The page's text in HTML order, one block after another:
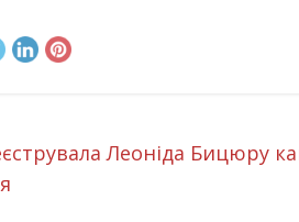
Леоніда Бицюру